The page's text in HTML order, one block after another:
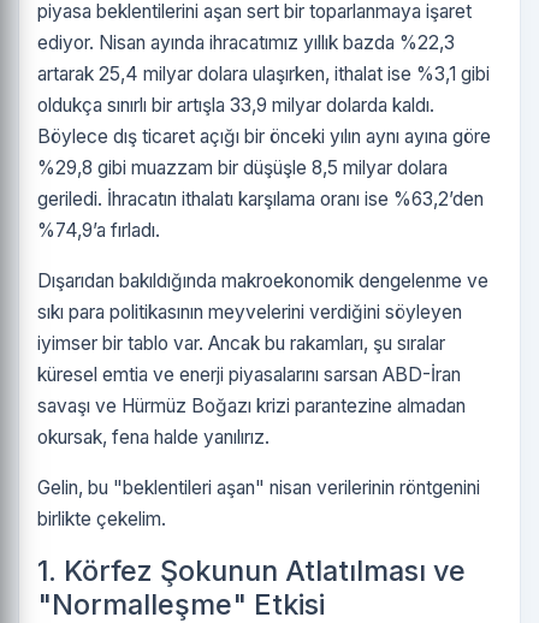
piyasa beklentilerini aşan sert bir toparlanmaya işaret
ediyor. Nisan ayında ihracatımız yıllık bazda %22,3
artarak 25,4 milyar dolara ulaşırken, ithalat ise %3,1 gibi
oldukça sınırlı bir artışla 33,9 milyar dolarda kaldı.
Böylece dış ticaret açığı bir önceki yılın aynı ayına göre
%29,8 gibi muazzam bir düşüşle 8,5 milyar dolara
geriledi. İhracatın ithalatı karşılama oranı ise %63,2’den
%74,9’a fırladı.
Dışarıdan bakıldığında makroekonomik dengelenme ve
sıkı para politikasının meyvelerini verdiğini söyleyen
iyimser bir tablo var. Ancak bu rakamları, şu sıralar
küresel emtia ve enerji piyasalarını sarsan ABD-İran
savaşı ve Hürmüz Boğazı krizi parantezine almadan
okursak, fena halde yanılırız.
Gelin, bu "beklentileri aşan" nisan verilerinin röntgenini
birlikte çekelim.
1. Körfez Şokunun Atlatılması ve
"Normalleşme" Etkisi